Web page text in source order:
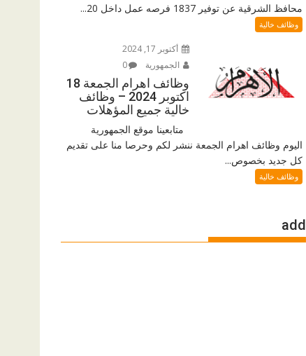
محافظ الشرقية عن توفير 1837 فرصه عمل داخل 20...
وظائف خالية
أكتوبر 17, 2024
الجمهورية
0
وظائف اهرام الجمعة 18
اكتوبر 2024 – وظائف
خالية جميع المؤهلات
متابعينا موقع الجمهورية
اليوم وظائف اهرام الجمعة ننشر لكم وحرصا منا على تقديم
كل جديد بخصوص...
وظائف خالية
add